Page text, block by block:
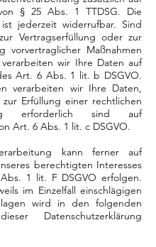
§ 25 Abs. 1 TTDSG. Die
ist jederzeit widerrufbar. Sind
Vertragserfüllung oder zur
vorvertraglicher Maßnahmen
wir Ihre Daten auf
Art. 6 Abs. 1 lit. b DSGVO.
verarbeiten wir Ihre Daten,
Erfüllung einer rechtlichen
erforderlich sind auf
Art. 6 Abs. 1 lit. c DSGVO.
kann ferner auf
berechtigten Interesses
1 lit. F DSGVO erfolgen.
im Einzelfall einschlägigen
wird in den folgenden
Datenschutzerklärung